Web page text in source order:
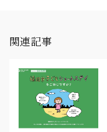
関連記事